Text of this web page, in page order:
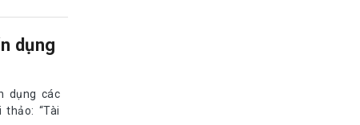
dụng
dụng các
“Tài